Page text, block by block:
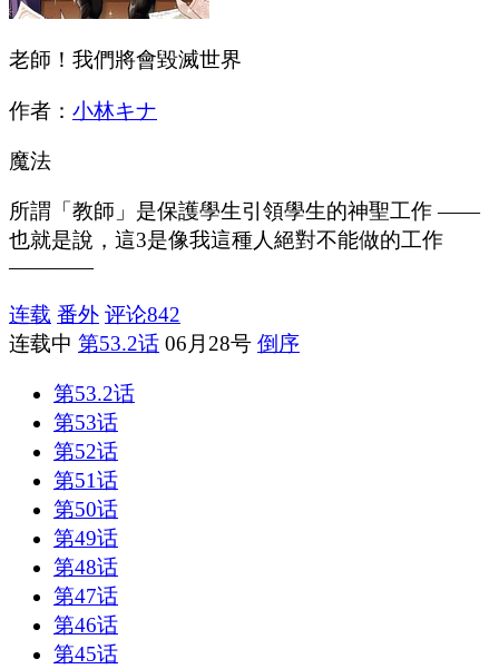
老師！我們將會毀滅世界
作者： 小林キナ
魔法
所謂「教師」是保護學生引領學生的神聖工作 ——
也就是說，這3是像我這種人絕對不能做的工作
————
连载 番外 评论842
连载中 第53.2话 06月28号 倒序
第53.2话
第53话
第52话
第51话
第50话
第49话
第48话
第47话
第46话
第45话